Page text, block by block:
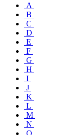
A
B
C
D
E
F
G
H
I
J
K
L
M
N
O